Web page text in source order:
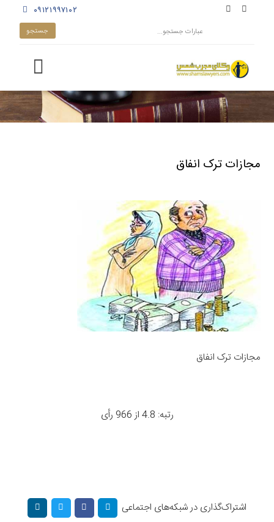
۰۹۱۲۱۹۹۷۱۰۲
مجازات ترک انفاق
مجازات ترک انفاق
رتبه: 4.8 از 966 رأی
اشتراک‌گذاری در شبکه‌های اجتماعی